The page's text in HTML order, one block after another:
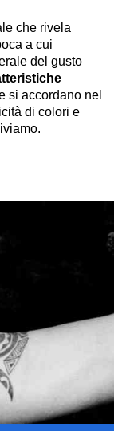
che rivela
a cui
del gusto
si accordano nel
di colori e